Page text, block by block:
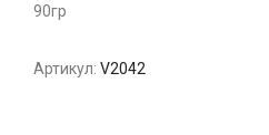
90гр
Артикул: V2042